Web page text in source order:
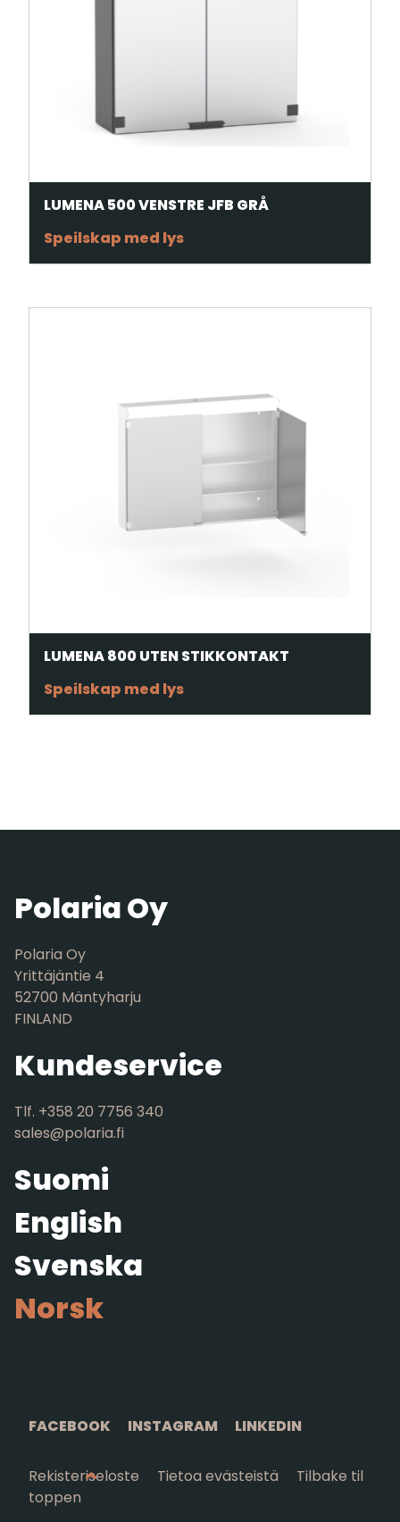
LUMENA 500 VENSTRE JFB GRÅ
Speilskap med lys
LUMENA 800 UTEN STIKKONTAKT
Speilskap med lys
Polaria Oy
Polaria Oy
Yrittäjäntie 4
52700 Mäntyharju
FINLAND
Kundeservice
Tlf. +358 20 7756 340
sales@polaria.fi
Suomi
English
Svenska
Norsk
FACEBOOK INSTAGRAM LINKEDIN
Rekisteriseloste Tietoa evästeistä
Tilbake til
toppen